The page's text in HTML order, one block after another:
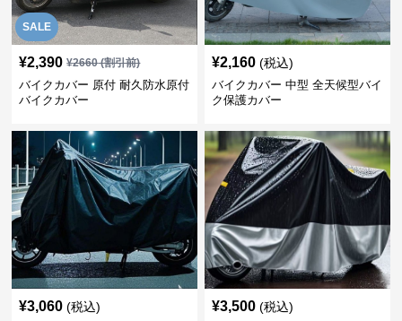
SALE
¥2,390 ¥2660(割引前)
バイクカバー 原付 耐久防水原付
バイクカバー
¥2,160 (税込)
バイクカバー 中型 全天候型バイ
ク保護カバー
¥3,060 (税込) ¥3,500 (税込)